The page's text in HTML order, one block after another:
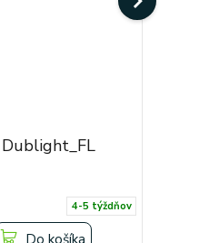
4-5 týždňov
Do košíka